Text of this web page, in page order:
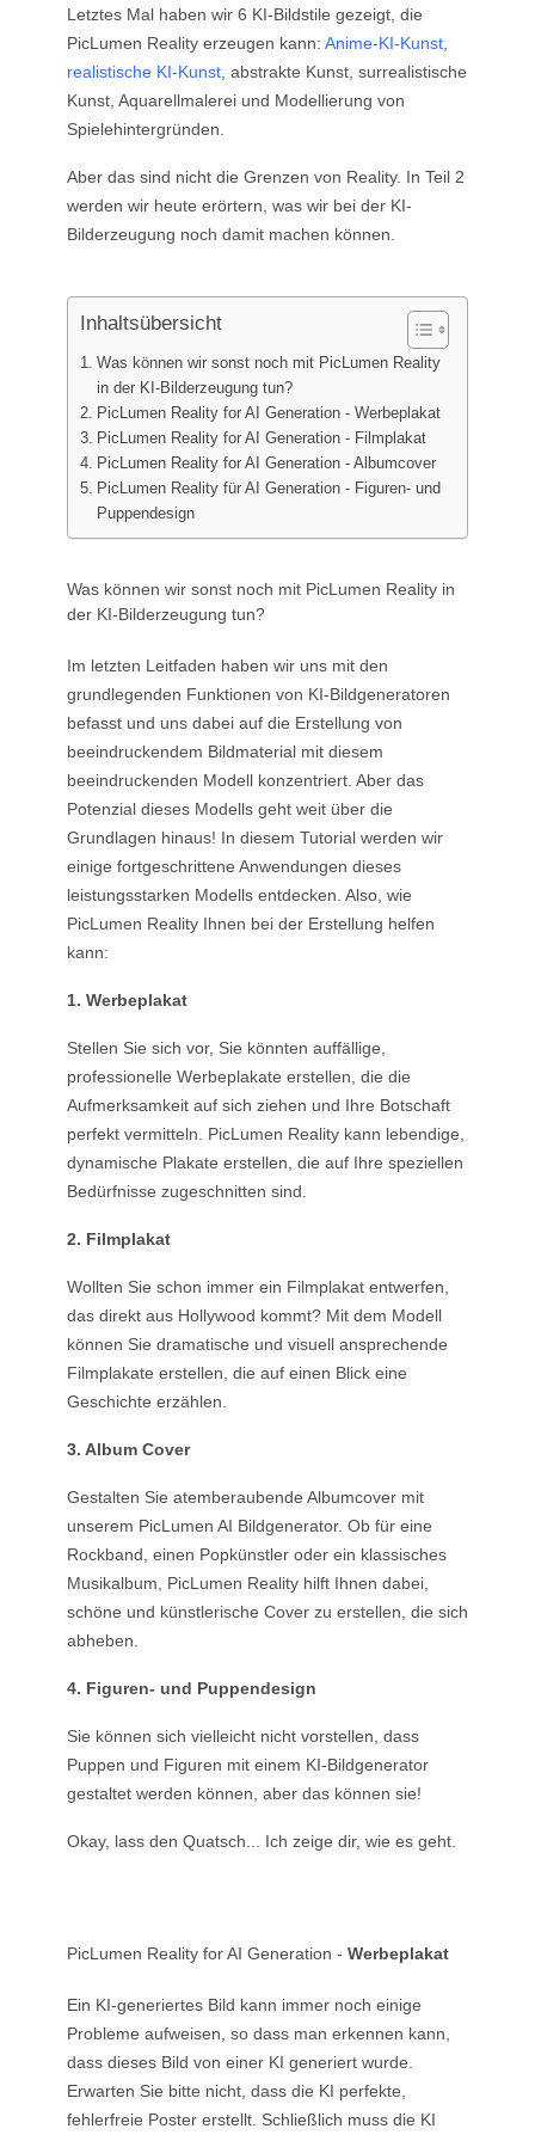
KI-Tattoo-Generator
KI-Avatar-Generator
KI-Posen-Generator
Letztes Mal haben wir 6 KI-Bildstile gezeigt, die
PicLumen Reality erzeugen kann: Anime-KI-Kunst
realistische KI-Kunst , abstrakte Kunst, surrealistische
Kunst, Aquarellmalerei und Modellierung von
Spielehintergründen.
Aber das sind nicht die Grenzen von Reality. In Teil 2
werden wir heute erörtern, was wir bei der KI-
Bilderzeugung noch damit machen können.
Inhaltsübersicht
Was können wir sonst noch mit PicLumen Reality
in der KI-Bilderzeugung tun?
PicLumen Reality for AI Generation - Werbeplakat
PicLumen Reality for AI Generation - Filmplakat
PicLumen Reality for AI Generation - Albumcover
PicLumen Reality für AI Generation - Figuren- und
Puppendesign
Was können wir sonst noch mit PicLumen Reality in
der KI-Bilderzeugung tun?
Im letzten Leitfaden haben wir uns mit den
grundlegenden Funktionen von KI-Bildgeneratoren
befasst und uns dabei auf die Erstellung von
beeindruckendem Bildmaterial mit diesem
beeindruckenden Modell konzentriert. Aber das
Potenzial dieses Modells geht weit über die
Grundlagen hinaus! In diesem Tutorial werden wir
einige fortgeschrittene Anwendungen dieses
leistungsstarken Modells entdecken. Also, wie
PicLumen Reality Ihnen bei der Erstellung helfen
kann:
1. Werbeplakat
Stellen Sie sich vor, Sie könnten auffällige,
professionelle Werbeplakate erstellen, die die
Aufmerksamkeit auf sich ziehen und Ihre Botschaft
perfekt vermitteln. PicLumen Reality kann lebendige,
dynamische Plakate erstellen, die auf Ihre speziellen
Bedürfnisse zugeschnitten sind.
2. Filmplakat
Wollten Sie schon immer ein Filmplakat entwerfen,
das direkt aus Hollywood kommt? Mit dem Modell
können Sie dramatische und visuell ansprechende
Filmplakate erstellen, die auf einen Blick eine
Geschichte erzählen.
3. Album Cover
Gestalten Sie atemberaubende Albumcover mit
unserem PicLumen AI Bildgenerator. Ob für eine
Rockband, einen Popkünstler oder ein klassisches
Musikalbum, PicLumen Reality hilft Ihnen dabei,
schöne und künstlerische Cover zu erstellen, die sich
abheben.
4. Figuren- und Puppendesign
Sie können sich vielleicht nicht vorstellen, dass
Puppen und Figuren mit einem KI-Bildgenerator
gestaltet werden können, aber das können sie!
Okay, lass den Quatsch... Ich zeige dir, wie es geht.
PicLumen Reality for AI Generation - Werbeplakat
Ein KI-generiertes Bild kann immer noch einige
Probleme aufweisen, so dass man erkennen kann,
dass dieses Bild von einer KI generiert wurde.
Erwarten Sie bitte nicht, dass die KI perfekte,
fehlerfreie Poster erstellt. Schließlich muss die KI